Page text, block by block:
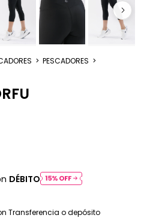
> PESCADORES >
DÉBITO
Transferencia o depósito